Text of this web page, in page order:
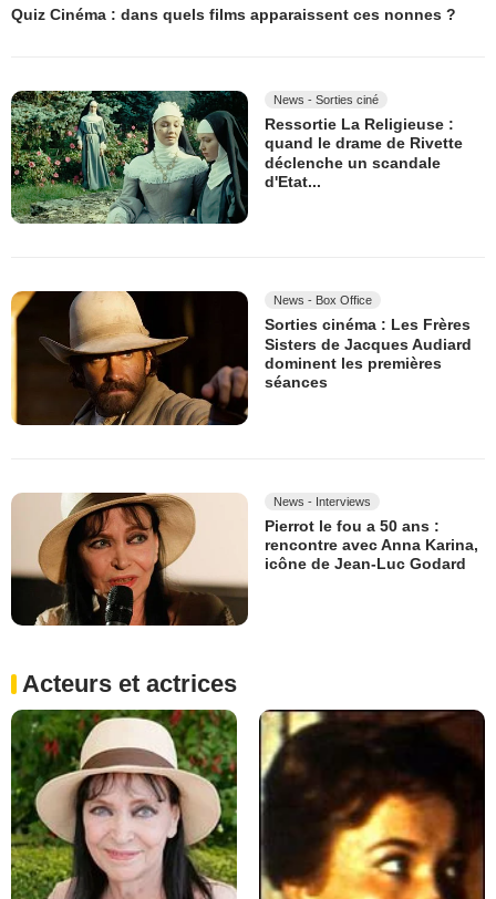
Quiz Cinéma : dans quels films apparaissent ces nonnes ?
News - Sorties ciné
Ressortie La Religieuse :
quand le drame de Rivette
déclenche un scandale
d'Etat...
News - Box Office
Sorties cinéma : Les Frères
Sisters de Jacques Audiard
dominent les premières
séances
News - Interviews
Pierrot le fou a 50 ans :
rencontre avec Anna Karina,
icône de Jean-Luc Godard
Acteurs et actrices